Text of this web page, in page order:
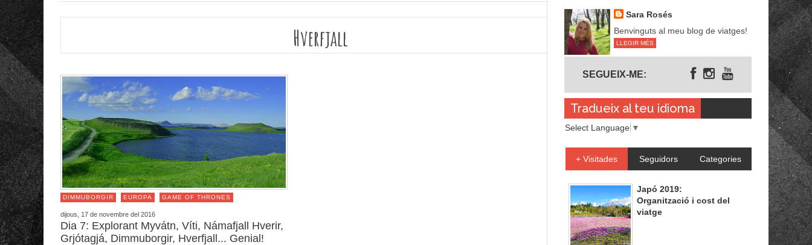
Hverfjall
DIMMUBORGIR EUROPA GAME OF THRONES
dijous, 17 de novembre del 2016
Dia 7: Explorant Myvátn, Víti, Námafjall Hverir,
Grjótagjá, Dimmuborgir, Hverfjall... Genial!
Sara Rosés
Benvinguts al meu blog de viatges!
LLEGIR MÉS
SEGUEIX-ME:
Tradueix al teu idioma
Select Language ▼
+ Visitades Seguidors Categories
Japó 2019:
Organització i cost del
viatge